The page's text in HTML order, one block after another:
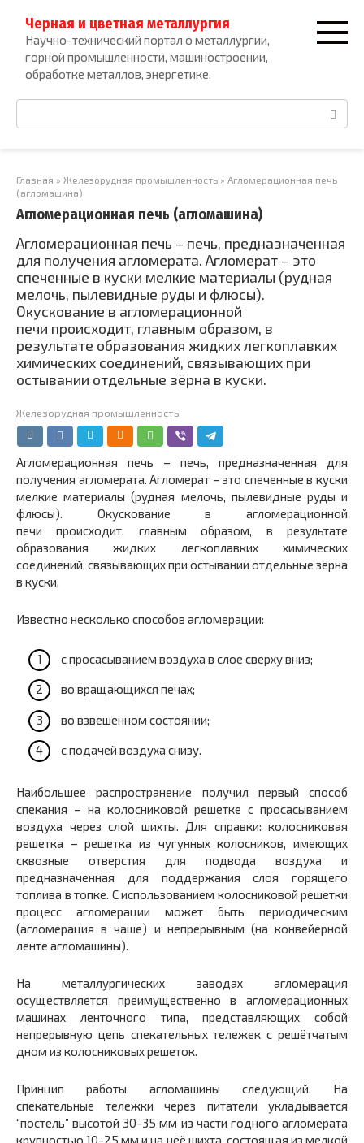
контенту
Черная и цветная металлургия
Научно-технический портал о металлургии,
горной промышленности, машиностроении,
обработке металлов, энергетике.
Поиск:
Главная » Железорудная промышленность » Агломерационная печь
(агломашина)
Агломерационная печь (агломашина)
Агломерационная печь – печь, предназначенная
для получения агломерата. Агломерат – это
спеченные в куски мелкие материалы (рудная
мелочь, пылевидные руды и флюсы).
Окускование в агломерационной
печи происходит, главным образом, в
результате образования жидких легкоплавких
химических соединений, связывающих при
остывании отдельные зёрна в куски.
Железорудная промышленность
Агломерационная печь – печь, предназначенная для
получения агломерата. Агломерат – это спеченные в куски
мелкие материалы (рудная мелочь, пылевидные руды и
флюсы). Окускование в агломерационной
печи происходит, главным образом, в результате
образования жидких легкоплавких химических
соединений, связывающих при остывании отдельные зёрна
в куски.
Известно несколько способов агломерации:
с просасыванием воздуха в слое сверху вниз;
во вращающихся печах;
во взвешенном состоянии;
с подачей воздуха снизу.
Наибольшее распространение получил первый способ
спекания – на колосниковой решетке с просасыванием
воздуха через слой шихты. Для справки: колосниковая
решетка – решетка из чугунных колосников, имеющих
сквозные отверстия для подвода воздуха и
предназначенная для поддержания слоя горящего
топлива в топке. С использованием колосниковой решетки
процесс агломерации может быть периодическим
(агломерация в чаше) и непрерывным (на конвейерной
ленте агломашины).
На металлургических заводах агломерация
осуществляется преимущественно в агломерационных
машинах ленточного типа, представляющих собой
непрерывную цепь спекательных тележек с решётчатым
дном из колосниковых решеток.
Принцип работы агломашины следующий. На
спекательные тележки через питатели укладывается
“постель” высотой 30-35 мм из части годного агломерата
крупностью 10-25 мм и на неё шихта, состоящая из мелкой